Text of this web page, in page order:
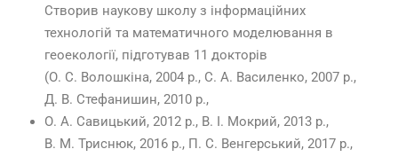
Створив наукову школу з інформаційних
технологій та математичного моделювання в
геоекології, підготував 11 докторів
(О. С. Волошкіна, 2004 р., С. А. Василенко, 2007 р.,
Д. В. Стефанишин, 2010 р.,
О. А. Савицький, 2012 р., В. І. Мокрий, 2013 р.,
В. М. Триснюк, 2016 р., П. С. Венгерський, 2017 р.,